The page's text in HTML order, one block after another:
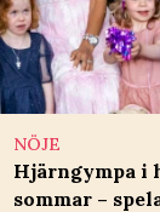
NÖJE
Hjärngympa i
sommar –